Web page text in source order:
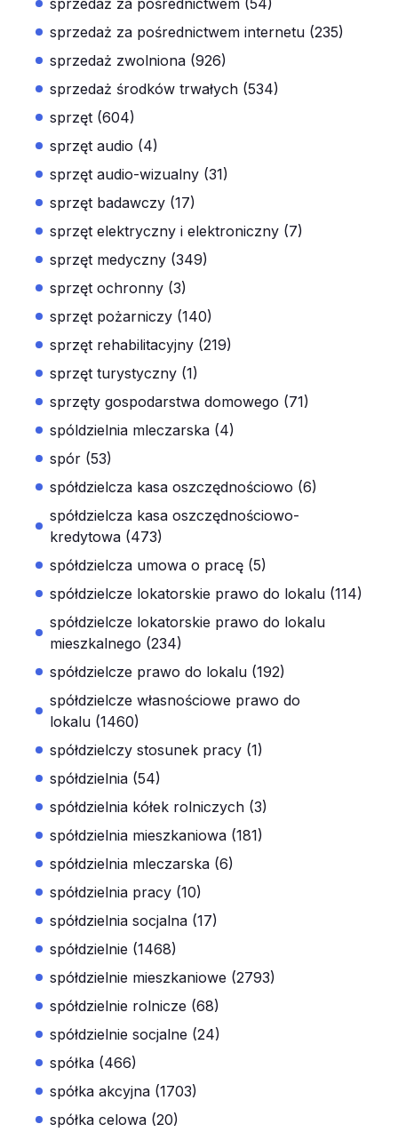
sprzedaż za pośrednictwem (54)
sprzedaż za pośrednictwem internetu (235)
sprzedaż zwolniona (926)
sprzedaż środków trwałych (534)
sprzęt (604)
sprzęt audio (4)
sprzęt audio-wizualny (31)
sprzęt badawczy (17)
sprzęt elektryczny i elektroniczny (7)
sprzęt medyczny (349)
sprzęt ochronny (3)
sprzęt pożarniczy (140)
sprzęt rehabilitacyjny (219)
sprzęt turystyczny (1)
sprzęty gospodarstwa domowego (71)
spóldzielnia mleczarska (4)
spór (53)
spółdzielcza kasa oszczędnościowo (6)
spółdzielcza kasa oszczędnościowo-
kredytowa (473)
spółdzielcza umowa o pracę (5)
spółdzielcze lokatorskie prawo do lokalu (114)
spółdzielcze lokatorskie prawo do lokalu
mieszkalnego (234)
spółdzielcze prawo do lokalu (192)
spółdzielcze własnościowe prawo do
lokalu (1460)
spółdzielczy stosunek pracy (1)
spółdzielnia (54)
spółdzielnia kółek rolniczych (3)
spółdzielnia mieszkaniowa (181)
spółdzielnia mleczarska (6)
spółdzielnia pracy (10)
spółdzielnia socjalna (17)
spółdzielnie (1468)
spółdzielnie mieszkaniowe (2793)
spółdzielnie rolnicze (68)
spółdzielnie socjalne (24)
spółka (466)
spółka akcyjna (1703)
spółka celowa (20)